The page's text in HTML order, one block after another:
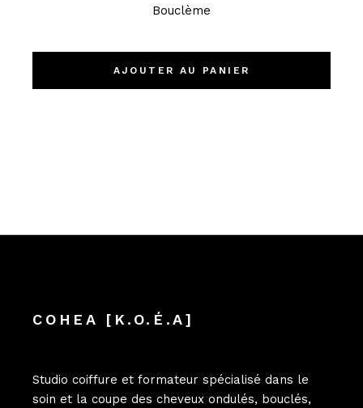
Bouclème
AJOUTER AU PANIER
COHEA [K.O.É.A]
Studio coiffure et formateur spécialisé dans le
soin et la coupe des cheveux ondulés, bouclés,